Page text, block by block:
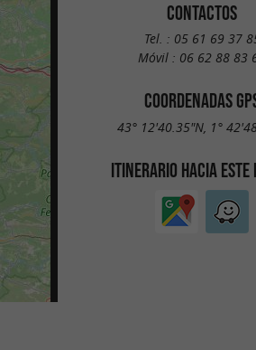
CONTACTOS
Tel. : 05 61 69 37
Móvil : 06 62 88 83
COORDENADAS
43° 12'40.35"N, 1°
ITINERARIO HACIA ESTE